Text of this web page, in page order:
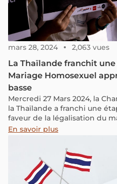
mars 28, 2024 2,063 vues
La Thaïlande franchit
Mariage Homosexuel
basse
Mercredi 27 Mars 2024, la
la Thaïlande a franchi une
faveur de la légalisation du
décision rapproche le pays
le troisième territoire en
droits matrimoniaux.
En savoir plus